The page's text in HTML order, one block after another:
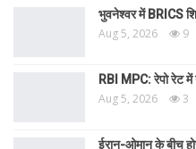
भुवनेश्वर में BRICS
Aug 5, 2026 9
RBI MPC: रेपो रेट
Aug 5, 2026 3
ईरान-ओमान के बीच